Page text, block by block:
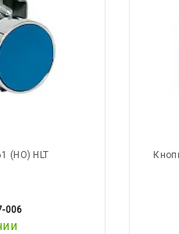
(НО) HLT
006